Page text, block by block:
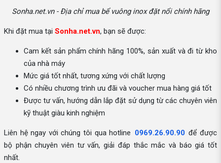
Sonha.net.vn - Địa chỉ mua bể vuông inox đặt nổi chính hãng
Khi đặt mua tại Sonha.net.vn, bạn sẽ được:
Cam kết sản phẩm chính hãng 100%, sản xuất và đi từ kho
của nhà máy
Mức giá tốt nhất, tương xứng với chất lượng
Có nhiều chương trình ưu đãi và voucher mua hàng giá tốt
Được tư vấn, hướng dẫn lắp đặt sử dụng từ các chuyên viên
kỹ thuật giàu kinh nghiệm
Liên hệ ngay với chúng tôi qua hotline 0969.26.90.90 để được
bộ phận chuyên viên tư vấn, giải đáp thắc mắc và báo giá tốt
nhất.